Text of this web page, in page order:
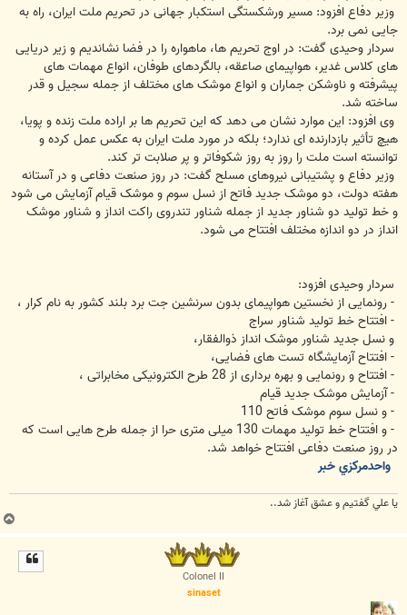
وزیر دفاع افزود: مسیر ورشکستگی استکبار جهانی در تحریم ملت ایران، راه به
جایی نمی برد.
سردار وحیدی گفت: در اوج تحریم ها، ماهواره را در فضا نشاندیم و زیر دریایی
های کلاس غدیر، هواپیمای صاعقه، بالگردهای طوفان، انواع مهمات های
پیشرفته و ناوشکن جماران و انواع موشک های مختلف از جمله سجیل و قدر
ساخته شد.
وی افزود: این موارد نشان می دهد که این تحریم ها بر اراده ملت زنده و پویا،
هیچ تأثیر بازدارنده ای ندارد؛ بلکه در مورد ملت ایران به عکس عمل کرده و
توانسته است ملت را روز به روز شکوفاتر و پر صلابت تر کند.
وزیر دفاع و پشتیبانی نیروهای مسلح گفت: در روز صنعت دفاعی و در آستانه
هفته دولت، دو موشک جدید فاتح از نسل سوم و موشک قیام آزمایش می شود
و خط تولید دو شناور جدید از جمله شناور تندروی راکت انداز و شناور موشک
انداز در دو اندازه مختلف افتتاح می شود.
سردار وحیدی افزود:
- رونمایی از نخستین هواپیمای بدون سرنشین جت برد بلند کشور به نام کرار ،
- افتتاح خط تولید شناور سراج
و نسل جدید شناور موشک انداز ذوالفقار،
- افتتاح آزمایشگاه تست های فضایی،
- افتتاح و رونمایی و بهره برداری از 28 طرح الکترونیکی مخابراتی ،
- آزمایش موشک جدید قیام
- و نسل سوم موشک فاتح 110
- و افتتاح خط تولید مهمات 130 میلی متری حرا از جمله طرح هایی است که
در روز صنعت دفاعی افتتاح خواهد شد.
واحدمركزي خبر
يا علي گفتيم و عشق آغاز شد..
Colonel II
sinaset